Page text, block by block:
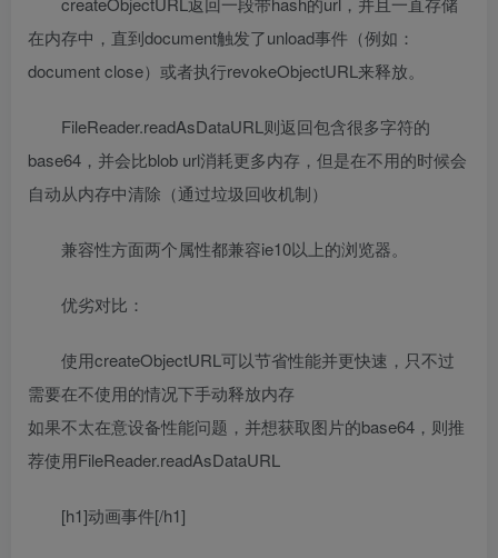
在内存中，直到document触发了unload事件（例如：
document close）或者执行revokeObjectURL来释放。
FileReader.readAsDataURL则返回包含很多字符的
base64，并会比blob url消耗更多内存，但是在不用的时候会
自动从内存中清除（通过垃圾回收机制）
兼容性方面两个属性都兼容ie10以上的浏览器。
优劣对比：
使用createObjectURL可以节省性能并更快速，只不过
需要在不使用的情况下手动释放内存
如果不太在意设备性能问题，并想获取图片的base64，则推
荐使用FileReader.readAsDataURL
[h1]动画事件[/h1]